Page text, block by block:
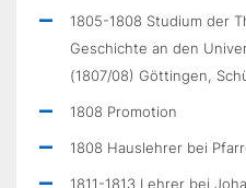
1805-1808 Studium der
Geschichte an den
(1807/08) Göttingen,
1808 Promotion
1808 Hauslehrer bei
1811-1813 Lehrer bei